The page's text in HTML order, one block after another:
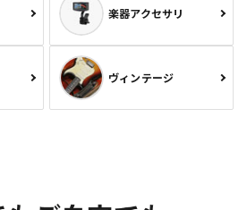
楽器アクセサリ
ヴィンテージ